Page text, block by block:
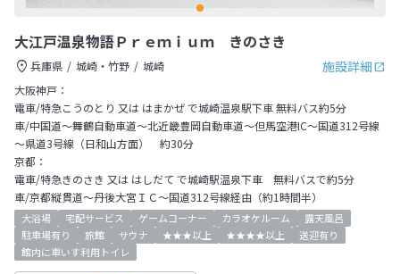
大江戸温泉物語Ｐｒｅｍｉｕｍ きのさき
施設詳細
兵庫県 城崎・竹野
城崎
大阪神戸：
電車/特急こうのとり 又は はまかぜ で城崎温泉駅下車 無料バス約5分
車/中国道～舞鶴自動車道～北近畿豊岡自動車道～但馬空港IC～国道312号線
～県道3号線（日和山方面） 約30分
京都：
電車/特急きのさき 又は はしだて で城崎駅温泉下車 無料バスで約5分
車/京都縦貫道～丹後大宮ＩＣ～国道312号線経由（約1時間半）
大浴場 宅配サービス ゲームコーナー カラオケルーム
露天風呂
駐車場有り
旅館 サウナ ★★★以上 ★★★★以上
送迎有り
館内に車いす利用トイレ